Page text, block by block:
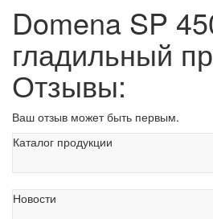
Domena SP
гладильный
Отзывы:
Ваш отзыв может быть первым.
Каталог продукции
Новости